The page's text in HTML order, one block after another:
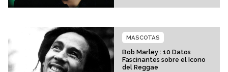
Bob Marley : 10 Datos
Fascinantes sobre el Icono
del Reggae
MASCOTAS